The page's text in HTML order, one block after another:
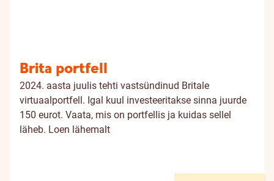
Brita portfell
2024. aasta juulis tehti vastsündinud Britale
virtuaalportfell. Igal kuul investeeritakse sinna juurde
150 eurot. Vaata, mis on portfellis ja kuidas sellel
läheb. Loen lähemalt